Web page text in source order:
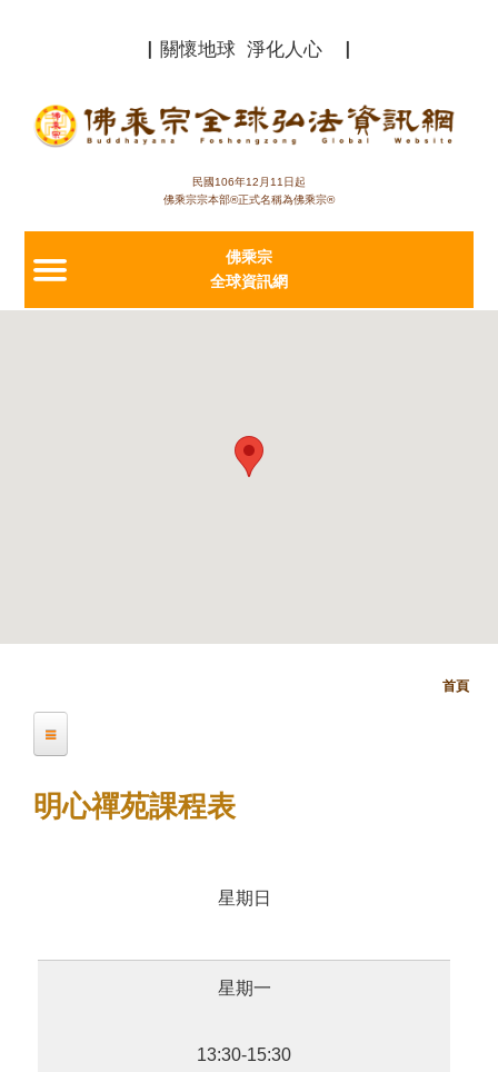
▏關懷地球 淨化人心 ▏
民國106年12月11日起
佛乘宗宗本部®正式名稱為佛乘宗®
佛乘宗
全球資訊網
在
這
首頁
明心禪苑課程資訊
明心禪苑課程表
星期日
星期一
13:30-15:30